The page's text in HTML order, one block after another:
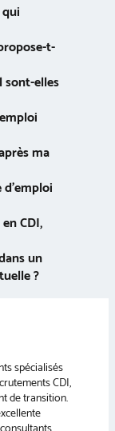
t-
sont-elles
ma
CDI,
un
?
spécialisés
CDI,
de transition.